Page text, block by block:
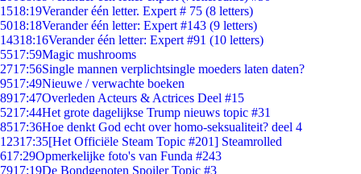
1518:19Verander één letter. Expert # 75 (8 letters)
5018:18Verander één letter: Expert #143 (9 letters)
14318:16Verander één letter: Expert #91 (10 letters)
5517:59Magic mushrooms
2717:56Single mannen verplichtsingle moeders laten daten?
9517:49Nieuwe / verwachte boeken
8917:47Overleden Acteurs & Actrices Deel #15
5217:44Het grote dagelijkse Trump nieuws topic #31
8517:36Hoe denkt God echt over homo-seksualiteit? deel 4
12317:35[Het Officiële Steam Topic #201] Steamrolled
617:29Opmerkelijke foto's van Funda #243
7917:19De Bondgenoten Spoiler Topic #3